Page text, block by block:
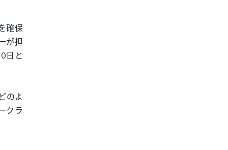
確保
が担
日と
のよ
クラ